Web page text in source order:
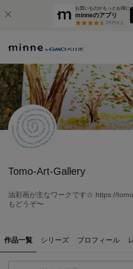
お買いものがもっとお得に
minneのアプリ
3万件以上
Tomo-Art-Gallery
油彩画が主なワークです☆ https://
もどうぞ〜
作品一覧 シリーズ プロフィール